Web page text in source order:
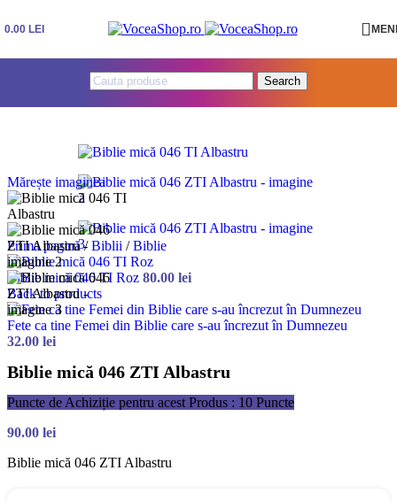
0.00 LEI
Search
Mărește imaginea
Prima pagină/ Biblii / Biblie
Biblie mică 046 TI Roz 80.00 lei
Back to products
Fete ca tine Femei din Biblie care s-au încrezut în Dumnezeu
32.00 lei
Biblie mică 046 ZTI Albastru
Puncte de Achiziție pentru acest Produs : 10 Puncte
90.00 lei
Biblie mică 046 ZTI Albastru